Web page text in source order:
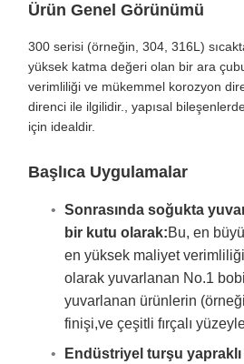
Ürün Genel Görünümü
300 serisi (örneğin, 304, 316L)
yüksek katma değeri olan bir ara
verimliliği ve mükemmel korozyon
direnci ile ilgilidir., yapısal
için idealdir.
Başlıca Uygulamalar
Sonrasında soğukta
bir kutu olarak:Bu, en
en yüksek maliyet
olarak yuvarlanan No.1
yuvarlanan ürünlerin
finişi,ve çeşitli fırçalı
Endüstriyel turşu